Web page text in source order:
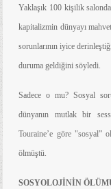
Yaklaşık 100 kişilik
kapitalizmin dünyayı
sorunlarının iyice
duruma geldiğini söyledi.
Sadece o mu? Sosyal
dünyanın mutlak bir
Touraine’e göre "sosyal”
ölmüştü.
SOSYOLOJİNİN